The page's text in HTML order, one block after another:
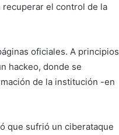
el control de la
oficiales. A principios
hackeo, donde se
de la institución -en
que sufrió un ciberataque